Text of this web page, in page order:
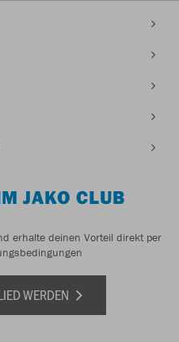
JAKO CLUB
erhalte deinen Vorteil direkt per
WERDEN